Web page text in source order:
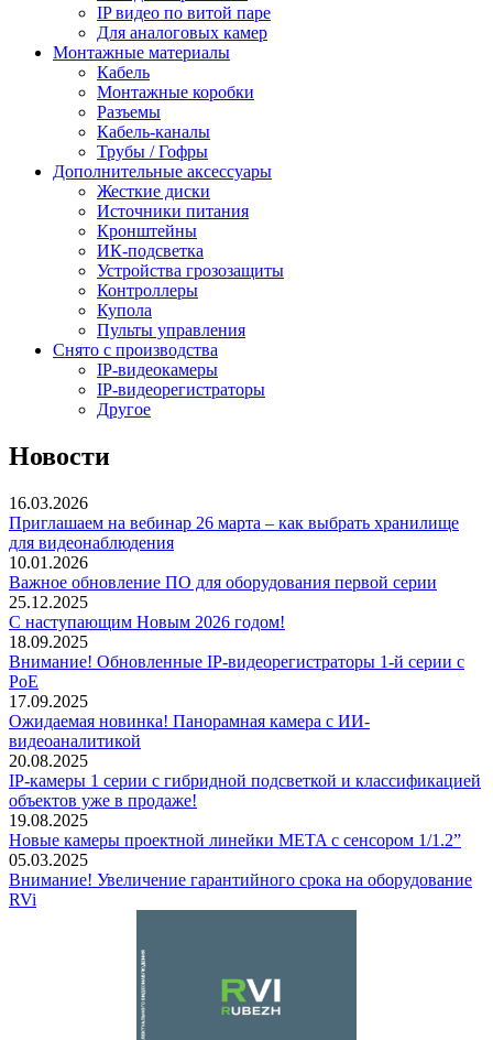
IP видео по витой паре
Для аналоговых камер
Монтажные материалы
Кабель
Монтажные коробки
Разъемы
Кабель-каналы
Трубы / Гофры
Дополнительные аксессуары
Жесткие диски
Источники питания
Кронштейны
ИК-подсветка
Устройства грозозащиты
Контроллеры
Купола
Пульты управления
Снято с производства
IP-видеокамеры
IP-видеорегистраторы
Другое
Новости
16.03.2026
Приглашаем на вебинар 26 марта – как выбрать хранилище
для видеонаблюдения
10.01.2026
Важное обновление ПО для оборудования первой серии
25.12.2025
С наступающим Новым 2026 годом!
18.09.2025
Внимание! Обновленные IP-видеорегистраторы 1-й серии с
PoE
17.09.2025
Ожидаемая новинка! Панорамная камера с ИИ-
видеоаналитикой
20.08.2025
IP-камеры 1 серии с гибридной подсветкой и классификацией
объектов уже в продаже!
19.08.2025
Новые камеры проектной линейки META с сенсором 1/1.2”
05.03.2025
Внимание! Увеличение гарантийного срока на оборудование
RVi